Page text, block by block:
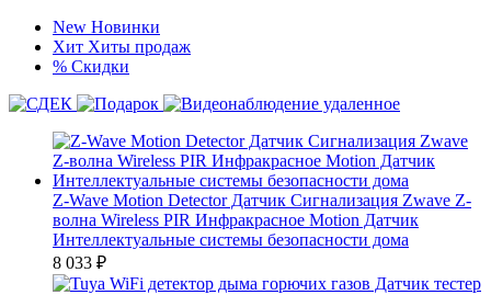
New Новинки
Хит Хиты продаж
% Скидки
Z-Wave Motion Detector Датчик Сигнализация Zwave Z-
волна Wireless PIR Инфракрасное Motion Датчик
Интеллектуальные системы безопасности дома
8 033 ₽